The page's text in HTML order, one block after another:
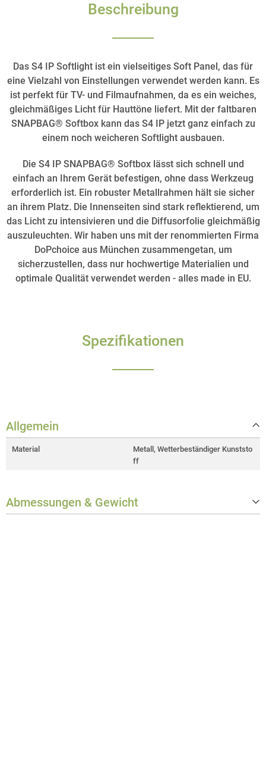
Beschreibung
Das S4 IP Softlight ist ein vielseitiges Soft Panel, das für
eine Vielzahl von Einstellungen verwendet werden kann. Es
ist perfekt für TV- und Filmaufnahmen, da es ein weiches,
gleichmäßiges Licht für Hauttöne liefert. Mit der faltbaren
SNAPBAG® Softbox kann das S4 IP jetzt ganz einfach zu
einem noch weicheren Softlight ausbauen.
Die S4 IP SNAPBAG® Softbox lässt sich schnell und
einfach an Ihrem Gerät befestigen, ohne dass Werkzeug
erforderlich ist. Ein robuster Metallrahmen hält sie sicher
an ihrem Platz. Die Innenseiten sind stark reflektierend, um
das Licht zu intensivieren und die Diffusorfolie gleichmäßig
auszuleuchten. Wir haben uns mit der renommierten Firma
DoPchoice aus München zusammengetan, um
sicherzustellen, dass nur hochwertige Materialien und
optimale Qualität verwendet werden - alles made in EU.
Spezifikationen
Allgemein
Material
Metall, Wetterbeständiger Kunststo
ff
Abmessungen & Gewicht